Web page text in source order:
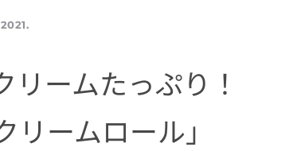
リームたっぷり！
リームロール」